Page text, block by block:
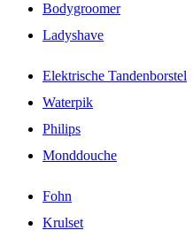
Bodygroomer
Ladyshave
Elektrische Tandenborstel
Waterpik
Philips
Monddouche
Fohn
Krulset